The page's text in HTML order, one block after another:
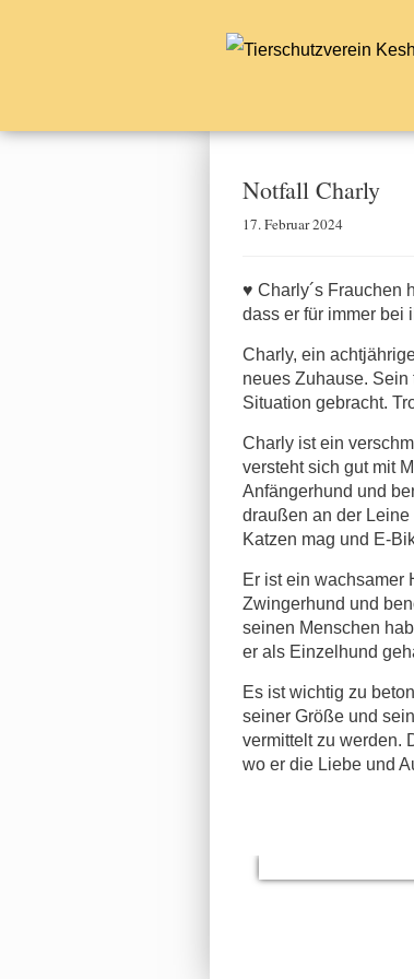
Notfall Charly
17. Februar 2024
♥ Charly´s Frauchen
dass er für immer bei
Charly, ein
neues Zuhause.
Situation gebracht.
Charly ist ein
versteht sich gut mit
Anfängerhund und
draußen an der
Katzen mag und E-
Er ist ein wachsamer
Zwingerhund und
seinen Menschen
er als Einzelhund
Es ist wichtig zu
seiner Größe und
vermittelt zu werden.
wo er die Liebe und